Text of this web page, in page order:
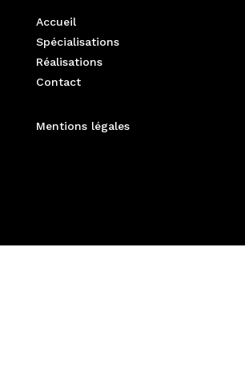
Accueil
Spécialisations
Réalisations
Contact
Mentions légales